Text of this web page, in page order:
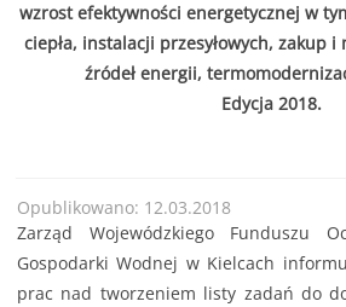
wzrost efektywności energetycznej w
ciepła, instalacji przesyłowych, zakup
źródeł energii,
Edycja 2018.
Opublikowano: 12.03.2018
Zarząd Wojewódzkiego Funduszu
Gospodarki Wodnej w Kielcach
prac nad tworzeniem listy zadań do